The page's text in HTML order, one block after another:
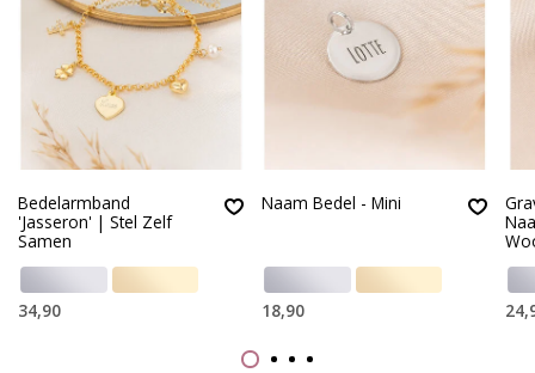
Bedelarmband
'Jasseron' | Stel Zelf
Samen
34,90
Naam Bedel - Mini
18,90